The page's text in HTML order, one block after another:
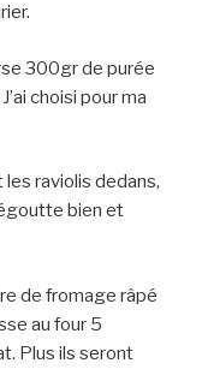
300gr de purée
choisi pour ma
les raviolis dedans,
bien et
de fromage râpé
au four 5
Plus ils seront